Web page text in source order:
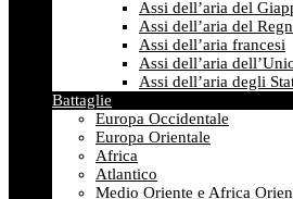
Assi dell’aria del
Assi dell’aria del
Assi dell’aria francesi
Assi dell’aria
Assi dell’aria degli
Battaglie
Europa Occidentale
Europa Orientale
Africa
Atlantico
Medio Oriente e Africa